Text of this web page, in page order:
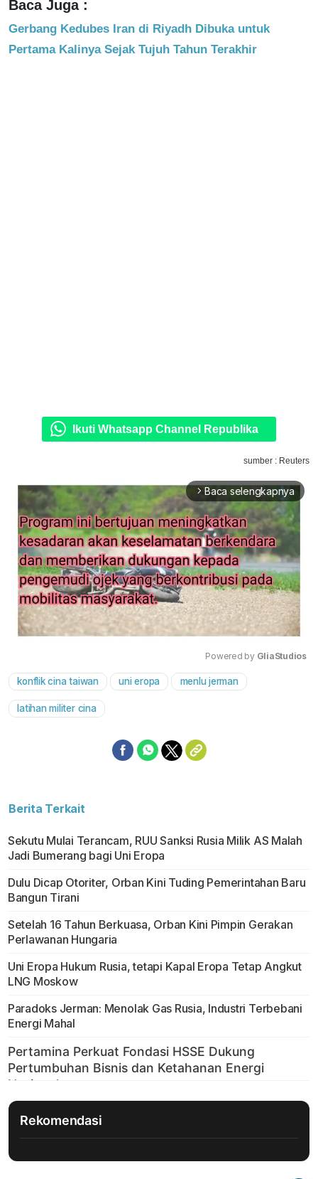
Baca Juga :
Gerbang Kedubes Iran di Riyadh Dibuka untuk
Pertama Kalinya Sejak Tujuh Tahun Terakhir
Ikuti Whatsapp Channel Republika
sumber : Reuters
arrow_forward_ios Baca selengkapnya
Powered by GliaStudios
konflik cina taiwan uni eropa menlu jerman
latihan militer cina
Berita Terkait
Sekutu Mulai Terancam, RUU Sanksi Rusia Milik AS Malah
Jadi Bumerang bagi Uni Eropa
Dulu Dicap Otoriter, Orban Kini Tuding Pemerintahan Baru
Bangun Tirani
Setelah 16 Tahun Berkuasa, Orban Kini Pimpin Gerakan
Perlawanan Hungaria
Uni Eropa Hukum Rusia, tetapi Kapal Eropa Tetap Angkut
LNG Moskow
Paradoks Jerman: Menolak Gas Rusia, Industri Terbebani
Energi Mahal
Rekomendasi